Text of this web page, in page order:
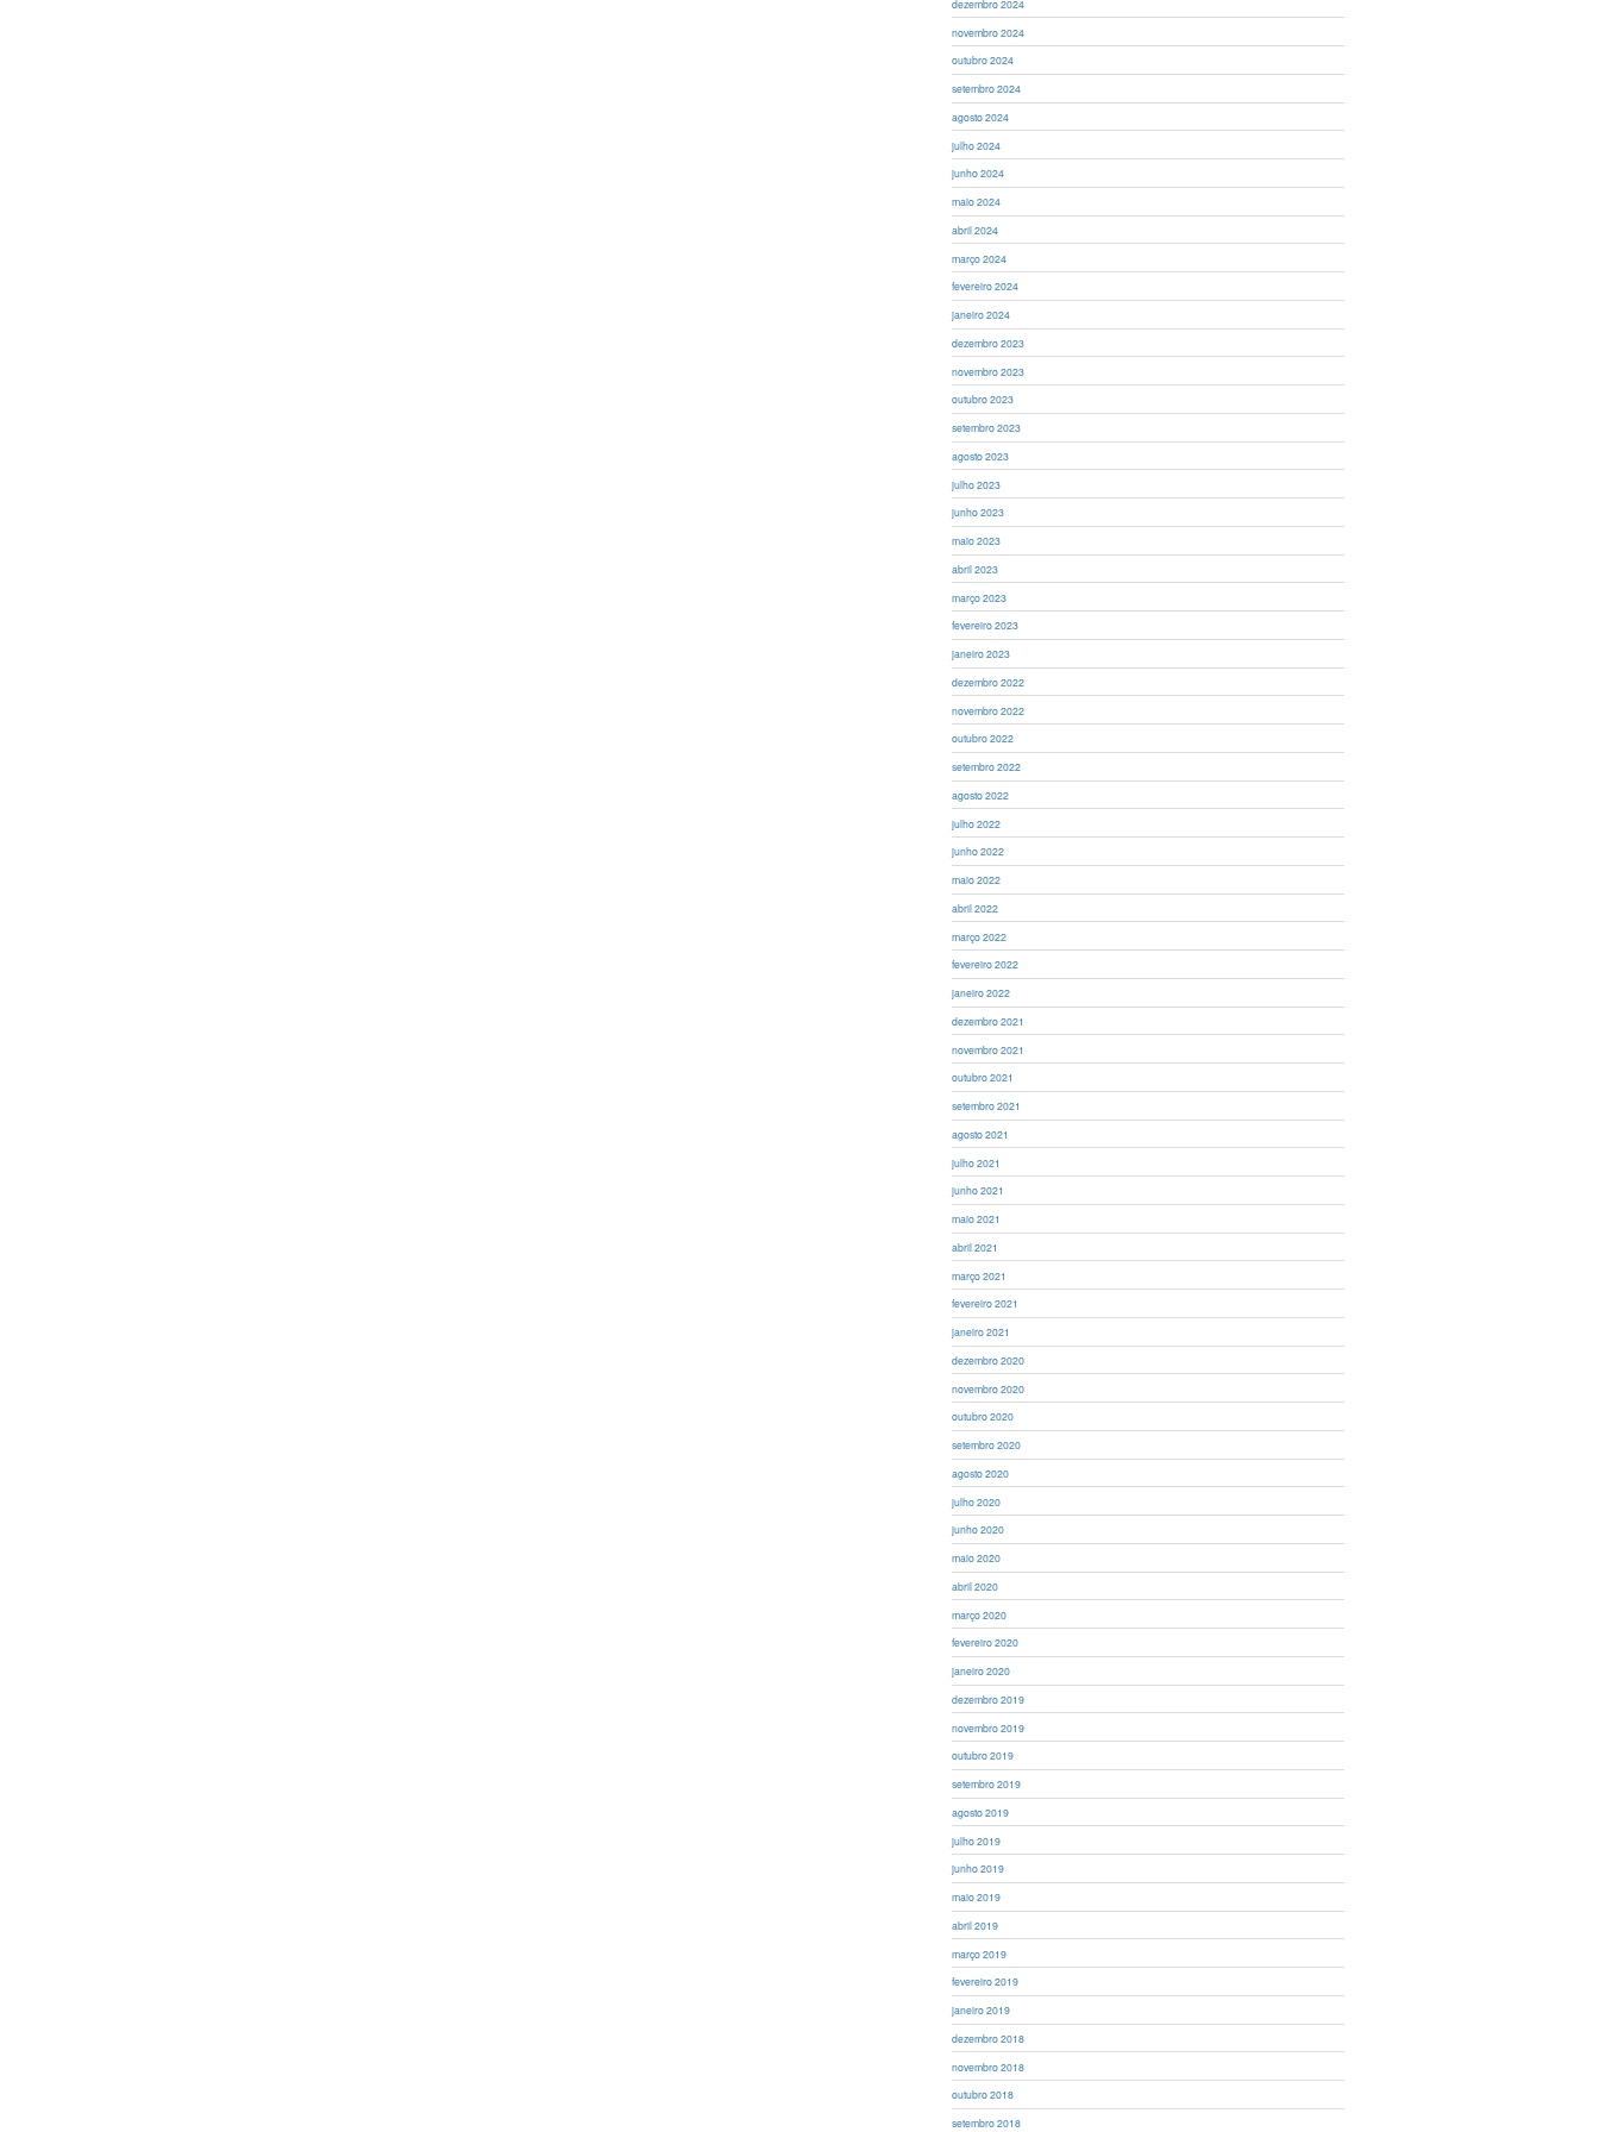
dezembro 2024
novembro 2024
outubro 2024
setembro 2024
agosto 2024
julho 2024
junho 2024
maio 2024
abril 2024
março 2024
fevereiro 2024
janeiro 2024
dezembro 2023
novembro 2023
outubro 2023
setembro 2023
agosto 2023
julho 2023
junho 2023
maio 2023
abril 2023
março 2023
fevereiro 2023
janeiro 2023
dezembro 2022
novembro 2022
outubro 2022
setembro 2022
agosto 2022
julho 2022
junho 2022
maio 2022
abril 2022
março 2022
fevereiro 2022
janeiro 2022
dezembro 2021
novembro 2021
outubro 2021
setembro 2021
agosto 2021
julho 2021
junho 2021
maio 2021
abril 2021
março 2021
fevereiro 2021
janeiro 2021
dezembro 2020
novembro 2020
outubro 2020
setembro 2020
agosto 2020
julho 2020
junho 2020
maio 2020
abril 2020
março 2020
fevereiro 2020
janeiro 2020
dezembro 2019
novembro 2019
outubro 2019
setembro 2019
agosto 2019
julho 2019
junho 2019
maio 2019
abril 2019
março 2019
fevereiro 2019
janeiro 2019
dezembro 2018
novembro 2018
outubro 2018
setembro 2018